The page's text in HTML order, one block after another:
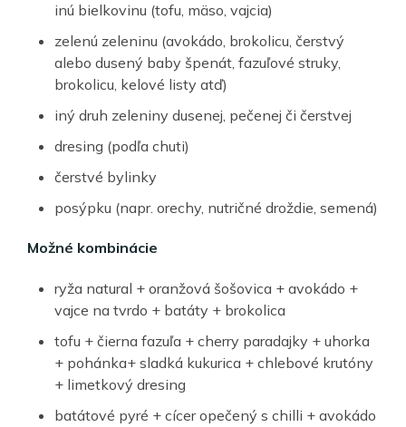
inú bielkovinu (tofu, mäso, vajcia)
zelenú zeleninu (avokádo, brokolicu, čerstvý
alebo dusený baby špenát, fazuľové struky,
brokolicu, kelové listy atď)
iný druh zeleniny dusenej, pečenej či čerstvej
dresing (podľa chuti)
čerstvé bylinky
posýpku (napr. orechy, nutričné droždie, semená)
Možné kombinácie
ryža natural + oranžová šošovica + avokádo +
vajce na tvrdo + batáty + brokolica
tofu + čierna fazuľa + cherry paradajky + uhorka
+ pohánka+ sladká kukurica + chlebové krutóny
+ limetkový dresing
batátové pyré + cícer opečený s chilli + avokádo